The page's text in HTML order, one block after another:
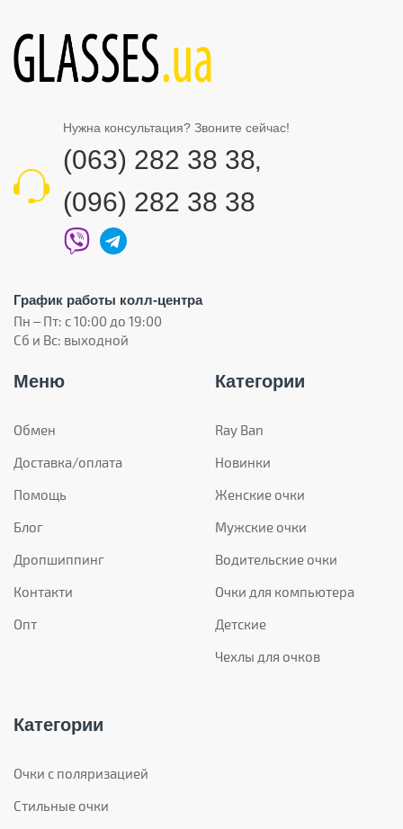
Нужна консультация? Звоните сейчас!
(063) 282 38 38,
(096) 282 38 38
График работы колл-центра
Пн – Пт: с 10:00 до 19:00
Сб и Вс: выходной
Меню
Обмен
Доставка/оплата
Помощь
Блог
Дропшиппинг
Контакти
Опт
Категории
Ray Ban
Новинки
Женские очки
Мужские очки
Водительские очки
Очки для компьютера
Детские
Чехлы для очков
Категории
Очки с поляризацией
Стильные очки